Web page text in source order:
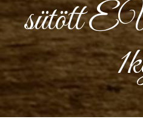
sütött